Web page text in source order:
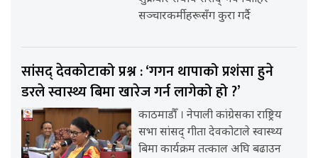
सञ्चारकर्मीहरूसँग कुरा गर्दै
सांसद् देवकोटाको प्रश्न : ‘गगन थापाको प्रशंसा हुने
डरले स्वास्थ्य बिमा खारेज गर्न लागेको हो ?’
काठमाडौँ । नेपाली कांग्रेसका राष्ट्रिय
सभा सांसद् गीता देवकोटाले स्वास्थ्य
बिमा कार्यक्रम तत्काल अघि बढाउन